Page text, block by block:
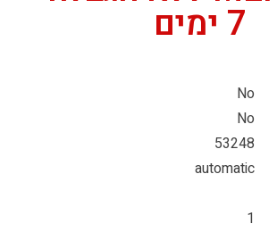
7 ימים
No
No
53248
automatic
1